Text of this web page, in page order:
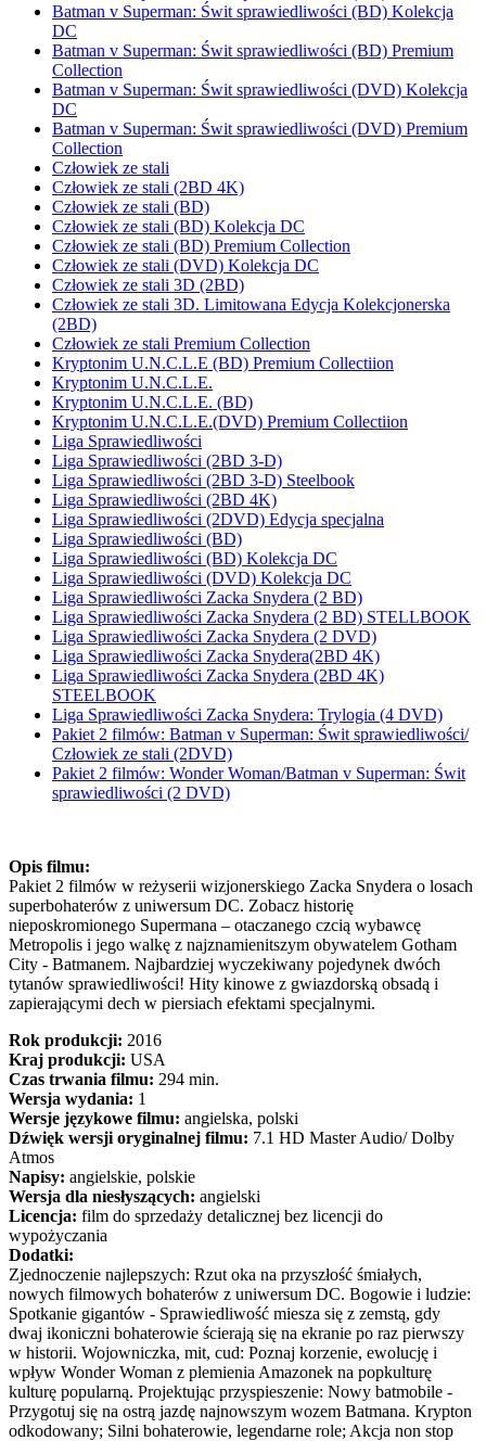
Batman v Superman: Świt sprawiedliwości (BD) Kolekcja
DC
Batman v Superman: Świt sprawiedliwości (BD) Premium
Collection
Batman v Superman: Świt sprawiedliwości (DVD) Kolekcja
DC
Batman v Superman: Świt sprawiedliwości (DVD) Premium
Collection
Człowiek ze stali
Człowiek ze stali (2BD 4K)
Człowiek ze stali (BD)
Człowiek ze stali (BD) Kolekcja DC
Człowiek ze stali (BD) Premium Collection
Człowiek ze stali (DVD) Kolekcja DC
Człowiek ze stali 3D (2BD)
Człowiek ze stali 3D. Limitowana Edycja Kolekcjonerska
(2BD)
Człowiek ze stali Premium Collection
Kryptonim U.N.C.L.E (BD) Premium Collectiion
Kryptonim U.N.C.L.E.
Kryptonim U.N.C.L.E. (BD)
Kryptonim U.N.C.L.E.(DVD) Premium Collectiion
Liga Sprawiedliwości
Liga Sprawiedliwości (2BD 3-D)
Liga Sprawiedliwości (2BD 3-D) Steelbook
Liga Sprawiedliwości (2BD 4K)
Liga Sprawiedliwości (2DVD) Edycja specjalna
Liga Sprawiedliwości (BD)
Liga Sprawiedliwości (BD) Kolekcja DC
Liga Sprawiedliwości (DVD) Kolekcja DC
Liga Sprawiedliwości Zacka Snydera (2 BD)
Liga Sprawiedliwości Zacka Snydera (2 BD) STELLBOOK
Liga Sprawiedliwości Zacka Snydera (2 DVD)
Liga Sprawiedliwości Zacka Snydera(2BD 4K)
Liga Sprawiedliwości Zacka Snydera (2BD 4K)
STEELBOOK
Liga Sprawiedliwości Zacka Snydera: Trylogia (4 DVD)
Pakiet 2 filmów: Batman v Superman: Świt sprawiedliwości/
Człowiek ze stali (2DVD)
Pakiet 2 filmów: Wonder Woman/Batman v Superman: Świt
sprawiedliwości (2 DVD)
Opis filmu:
Pakiet 2 filmów w reżyserii wizjonerskiego Zacka Snydera o losach
superbohaterów z uniwersum DC. Zobacz historię
nieposkromionego Supermana – otaczanego czcią wybawcę
Metropolis i jego walkę z najznamienitszym obywatelem Gotham
City - Batmanem. Najbardziej wyczekiwany pojedynek dwóch
tytanów sprawiedliwości! Hity kinowe z gwiazdorską obsadą i
zapierającymi dech w piersiach efektami specjalnymi.
Rok produkcji: 2016
Kraj produkcji: USA
Czas trwania filmu: 294 min.
Wersja wydania: 1
Wersje językowe filmu: angielska, polski
Dźwięk wersji oryginalnej filmu: 7.1 HD Master Audio/ Dolby
Atmos
Napisy: angielskie, polskie
Wersja dla niesłyszących: angielski
Licencja: film do sprzedaży detalicznej bez licencji do
wypożyczania
Dodatki:
Zjednoczenie najlepszych: Rzut oka na przyszłość śmiałych,
nowych filmowych bohaterów z uniwersum DC. Bogowie i ludzie:
Spotkanie gigantów - Sprawiedliwość miesza się z zemstą, gdy
dwaj ikoniczni bohaterowie ścierają się na ekranie po raz pierwszy
w historii. Wojowniczka, mit, cud: Poznaj korzenie, ewolucję i
wpływ Wonder Woman z plemienia Amazonek na popkulturę
kulturę popularną. Projektując przyspieszenie: Nowy batmobile -
Przygotuj się na ostrą jazdę najnowszym wozem Batmana. Krypton
odkodowany; Silni bohaterowie, legendarne role; Akcja non stop